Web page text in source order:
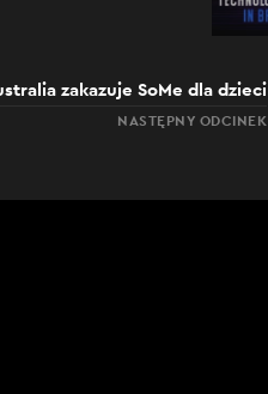
zakazuje SoMe dla dzieci
NASTĘPNY ODCINEK